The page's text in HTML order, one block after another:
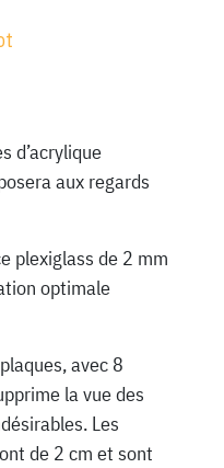
d’acrylique
aux regards
plexiglass de 2 mm
optimale
avec 8
la vue des
Les
de 2 cm et sont